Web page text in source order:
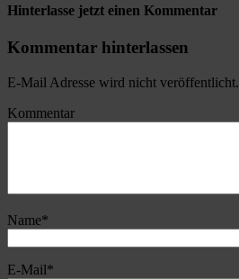
Hinterlasse jetzt einen Kommentar
Kommentar hinterlassen
E-Mail Adresse wird nicht veröffentlicht.
Kommentar
Name*
E-Mail*